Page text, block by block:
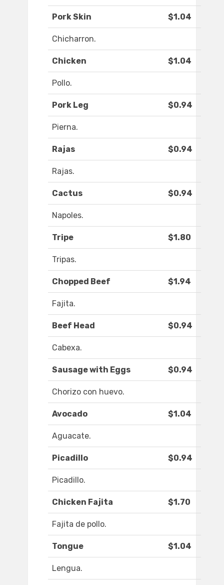
Pork Skin $1.04
Chicharron.
Chicken $1.04
Pollo.
Pork Leg $0.94
Pierna.
Rajas $0.94
Rajas.
Cactus $0.94
Napoles.
Tripe $1.80
Tripas.
Chopped Beef $1.94
Fajita.
Beef Head $0.94
Cabexa.
Sausage with Eggs $0.94
Chorizo con huevo.
Avocado $1.04
Aguacate.
Picadillo $0.94
Picadillo.
Chicken Fajita $1.70
Fajita de pollo.
Tongue $1.04
Lengua.